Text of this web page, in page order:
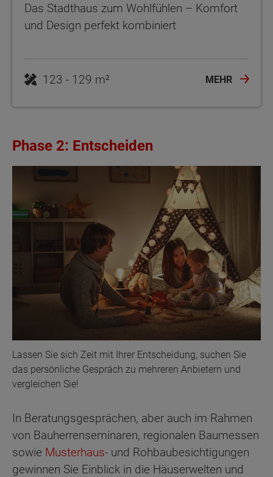
Das Stadthaus zum Wohlfühlen – Komfort
und Design perfekt kombiniert
123 - 129 m² MEHR
Phase 2: Entscheiden
Lassen Sie sich Zeit mit Ihrer Entscheidung, suchen Sie
das persönliche Gespräch zu mehreren Anbietern und
vergleichen Sie!
In Beratungsgesprächen, aber auch im Rahmen
von Bauherrenseminaren, regionalen Baumessen
sowie Musterhaus- und Rohbaubesichtigungen
gewinnen Sie Einblick in die Häuserwelten und